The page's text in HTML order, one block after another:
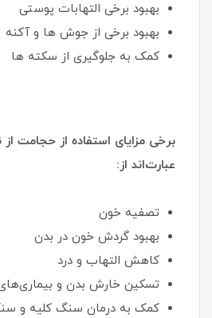
بهبود برخی التهابات پوستی
بهبود برخی از جوش ها و آکنه
کمک به جلوگیری از سکته ها
برخی مزایای استفاده از حجامت از
عبارت‌اند از:
تصفیه خون
بهبود گردش خون در بدن
کاهش التهاب و درد
تسکین خارش بدن و
کمک به درمان سنگ کلیه و